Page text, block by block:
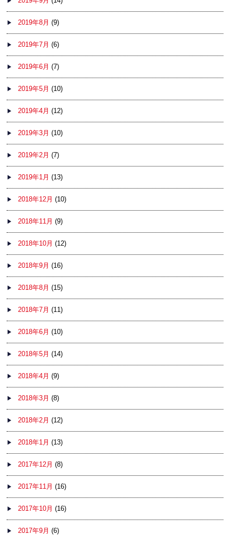
2019年8月 (9)
2019年7月 (6)
2019年6月 (7)
2019年5月 (10)
2019年4月 (12)
2019年3月 (10)
2019年2月 (7)
2019年1月 (13)
2018年12月 (10)
2018年11月 (9)
2018年10月 (12)
2018年9月 (16)
2018年8月 (15)
2018年7月 (11)
2018年6月 (10)
2018年5月 (14)
2018年4月 (9)
2018年3月 (8)
2018年2月 (12)
2018年1月 (13)
2017年12月 (8)
2017年11月 (16)
2017年10月 (16)
2017年9月 (6)